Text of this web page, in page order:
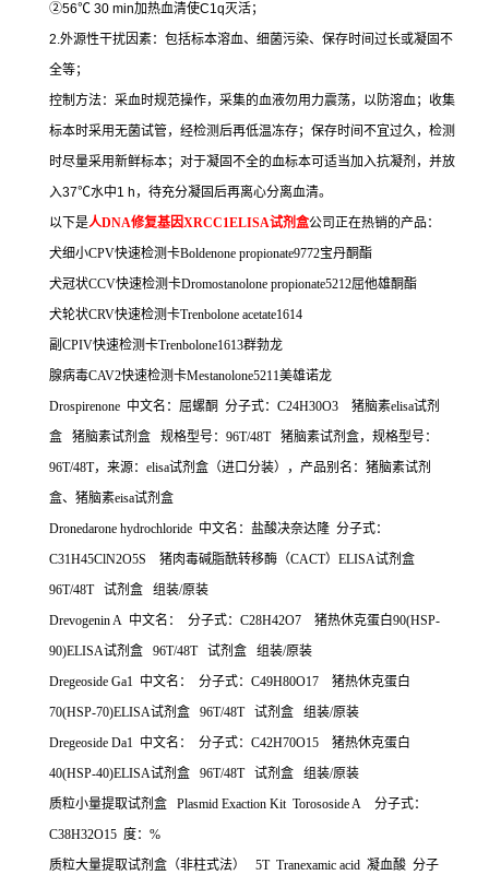
②56℃ 30 min加热血清使C1q灭活；
2.外源性干扰因素：包括标本溶血、细菌污染、保存时间过长或凝固不
全等；
控制方法：采血时规范操作，采集的血液勿用力震荡，以防溶血；收集
标本时采用无菌试管，经检测后再低温冻存；保存时间不宜过久，检测
时尽量采用新鲜标本；对于凝固不全的血标本可适当加入抗凝剂，并放
入37℃水中1 h ，待充分凝固后再离心分离血清。
以下是人DNA修复基因XRCC1ELISA试剂盒公司正在热销的产品：
犬细小CPV快速检测卡Boldenone propionate9772宝丹酮酯
犬冠状CCV快速检测卡Dromostanolone propionate5212屈他雄酮酯
犬轮状CRV快速检测卡Trenbolone acetate1614
副 CPIV快速检测卡Trenbolone1613群勃龙
腺病毒CAV2快速检测卡Mestanolone5211美雄诺龙
Drospirenone 中文名：屈螺酮 分子式： C24H30O3 猪脑素elisa试剂
盒
猪脑素试剂盒 规格型号： 96T/48T 猪脑素试剂盒，规格型号：
96T/48T，来源： elisa试剂盒（进口分装），产品别名：猪脑素试剂
盒、猪脑素eisa试剂盒
Dronedarone hydrochloride 中文名：盐酸决奈达隆 分子式：
C31H45ClN2O5S 猪肉毒碱脂酰转移酶（CACT） ELISA试剂盒
96T/48T 试剂盒 组装/原装
Drevogenin A 中文名： 分子式： C28H42O7 猪热休克蛋白90(HSP-
90)ELISA试剂盒 96T/48T 试剂盒 组装/原装
Dregeoside Ga1 中文名： 分子式： C49H80O17 猪热休克蛋白
70(HSP-70)ELISA试剂盒 96T/48T 试剂盒 组装/原装
Dregeoside Da1 中文名： 分子式： C42H70O15 猪热休克蛋白
40(HSP-40)ELISA试剂盒 96T/48T 试剂盒 组装/原装
质粒小量提取试剂盒 Plasmid Exaction Kit Torososide A 分子式：
C38H32O15 度： %
质粒大量提取试剂盒（非柱式法）
5T Tranexamic acid 凝血酸 分子